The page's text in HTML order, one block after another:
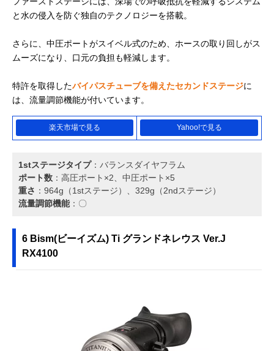
と水の侵入を防ぐ独自のテクノロジーを搭載。
さらに、中圧ポートがスイベル式のため、ホースの取り回しがス
ムーズになり、口元の負担も軽減します。
特許を取得したバイパスチューブを備えたセカンドステージに
は、流量調節機能が付いています。
楽天市場で見る Yahoo!で見る
1stステージタイプ：バランスダイヤフラム
ポート数 ：高圧ポート×2、中圧ポート×5
重さ ：964g（1stステージ）、329g（2ndステージ）
流量調節機能：〇
6 Bism(ビーイズム) Ti グランドネレウス Ver.J
RX4100